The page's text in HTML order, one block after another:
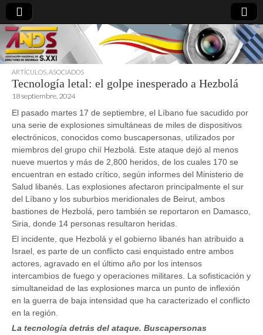
directoresdeseguridad.es
ARTÍCULOS ASOCIADOS
Tecnología letal: el golpe inesperado a Hezbolá
18 septiembre, 2024
El pasado martes 17 de septiembre, el Líbano fue sacudido por
una serie de explosiones simultáneas de miles de dispositivos
electrónicos, conocidos como buscapersonas, utilizados por
miembros del grupo chií Hezbolá. Este ataque dejó al menos
nueve muertos y más de 2,800 heridos, de los cuales 170 se
encuentran en estado crítico, según informes del Ministerio de
Salud libanés. Las explosiones afectaron principalmente el sur
del Líbano y los suburbios meridionales de Beirut, ambos
bastiones de Hezbolá, pero también se reportaron en Damasco,
Siria, donde 14 personas resultaron heridas.
El incidente, que Hezbolá y el gobierno libanés han atribuido a
Israel, es parte de un conflicto casi enquistado entre ambos
actores, agravado en el último año por los intensos
intercambios de fuego y operaciones militares. La sofisticación y
simultaneidad de las explosiones marca un punto de inflexión
en la guerra de baja intensidad que ha caracterizado el conflicto
en la región.
La tecnología detrás del ataque. Buscapersonas